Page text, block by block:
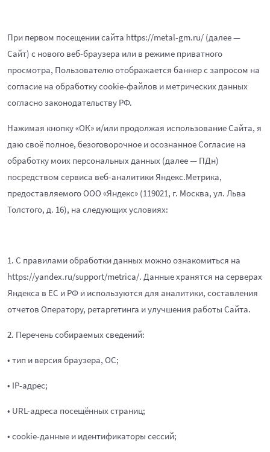
При первом посещении сайта https://metal-gm.ru/ (далее —
Сайт) с нового веб-браузера или в режиме приватного
просмотра, Пользователю отображается баннер с запросом на
согласие на обработку cookie-файлов и метрических данных
согласно законодательству РФ.
Нажимая кнопку «ОК» и/или продолжая использование Сайта, я
даю своё полное, безоговорочное и осознанное Согласие на
обработку моих персональных данных (далее — ПДн)
посредством сервиса веб-аналитики Яндекс.Метрика,
предоставляемого ООО «Яндекс» (119021, г. Москва, ул. Льва
Толстого, д. 16), на следующих условиях:
1. С правилами обработки данных можно ознакомиться на
https://yandex.ru/support/metrica/. Данные хранятся на серверах
Яндекса в ЕС и РФ и используются для аналитики, составления
отчетов Оператору, ретаргетинга и улучшения работы Сайта.
2. Перечень собираемых сведений:
• тип и версия браузера, ОС;
• IP-адрес;
• URL-адреса посещённых страниц;
• cookie-данные и идентификаторы сессий;